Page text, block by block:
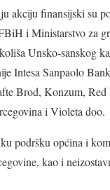
akciju finansijski su
i Ministarstvo za
Unsko-sanskog
Intesa Sanpaolo
Brod, Konzum,
i Violeta doo.
podršku općina i
kao i